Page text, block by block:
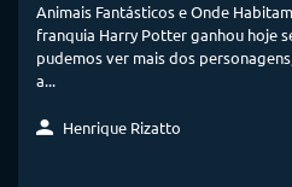
Animais Fantásticos e Onde
franquia Harry Potter ganhou hoje
pudemos ver mais dos
a...
Henrique Rizatto